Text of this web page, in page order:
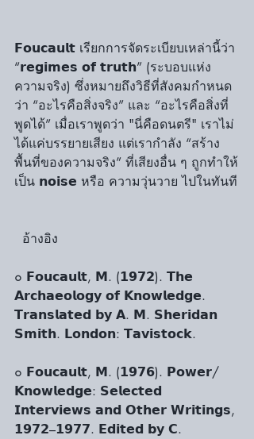
𝗙𝗼𝘂𝗰𝗮𝘂𝗹𝘁 เรียกการจัดระเบียบเหล่านี้ว่า
“𝗿𝗲𝗴𝗶𝗺𝗲𝘀 𝗼𝗳 𝘁𝗿𝘂𝘁𝗵” (ระบอบแห่ง
ความจริง) ซึ่งหมายถึงวิธีที่สังคมกำหนด
ว่า “อะไรคือสิ่งจริง” และ “อะไรคือสิ่งที่
พูดได้” เมื่อเราพูดว่า "นี่คือดนตรี" เราไม่
ได้แค่บรรยายเสียง แต่เรากำลัง “สร้าง
พื้นที่ของความจริง” ที่เสียงอื่น ๆ ถูกทำให้
เป็น 𝗻𝗼𝗶𝘀𝗲 หรือ ความวุ่นวาย ไปในทันที
อ้างอิง
๐ 𝗙𝗼𝘂𝗰𝗮𝘂𝗹𝘁, 𝗠. (𝟭𝟵𝟳𝟮). 𝗧𝗵𝗲
𝗔𝗿𝗰𝗵𝗮𝗲𝗼𝗹𝗼𝗴𝘆 𝗼𝗳 𝗞𝗻𝗼𝘄𝗹𝗲𝗱𝗴𝗲.
𝗧𝗿𝗮𝗻𝘀𝗹𝗮𝘁𝗲𝗱 𝗯𝘆 𝗔. 𝗠. 𝗦𝗵𝗲𝗿𝗶𝗱𝗮𝗻
𝗦𝗺𝗶𝘁𝗵. 𝗟𝗼𝗻𝗱𝗼𝗻: 𝗧𝗮𝘃𝗶𝘀𝘁𝗼𝗰𝗸.
๐ 𝗙𝗼𝘂𝗰𝗮𝘂𝗹𝘁, 𝗠. (𝟭𝟵𝟳𝟲). 𝗣𝗼𝘄𝗲𝗿/
𝗞𝗻𝗼𝘄𝗹𝗲𝗱𝗴𝗲: 𝗦𝗲𝗹𝗲𝗰𝘁𝗲𝗱
𝗜𝗻𝘁𝗲𝗿𝘃𝗶𝗲𝘄𝘀 𝗮𝗻𝗱 𝗢𝘁𝗵𝗲𝗿 𝗪𝗿𝗶𝘁𝗶𝗻𝗴𝘀,
𝟭𝟵𝟳𝟮–𝟭𝟵𝟳𝟳. 𝗘𝗱𝗶𝘁𝗲𝗱 𝗯𝘆 𝗖.